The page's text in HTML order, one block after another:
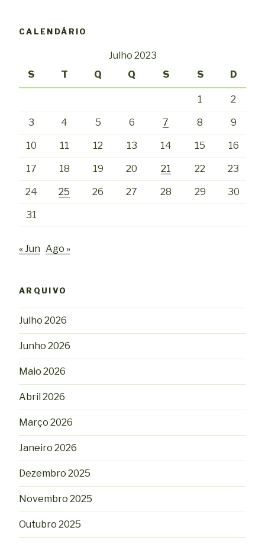
CALENDÁRIO
Julho 2023
S
T Q Q S S D
1 2
3 4 5 6 7 8 9
10 11 12 13 14 15 16
17 18 19 20 21 22 23
24 25 26 27 28 29 30
31
« Jun Ago »
ARQUIVO
Julho 2026
Junho 2026
Maio 2026
Abril 2026
Março 2026
Janeiro 2026
Dezembro 2025
Novembro 2025
Outubro 2025